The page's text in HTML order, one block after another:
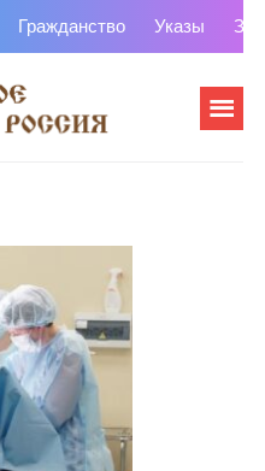
Гражданство Указы